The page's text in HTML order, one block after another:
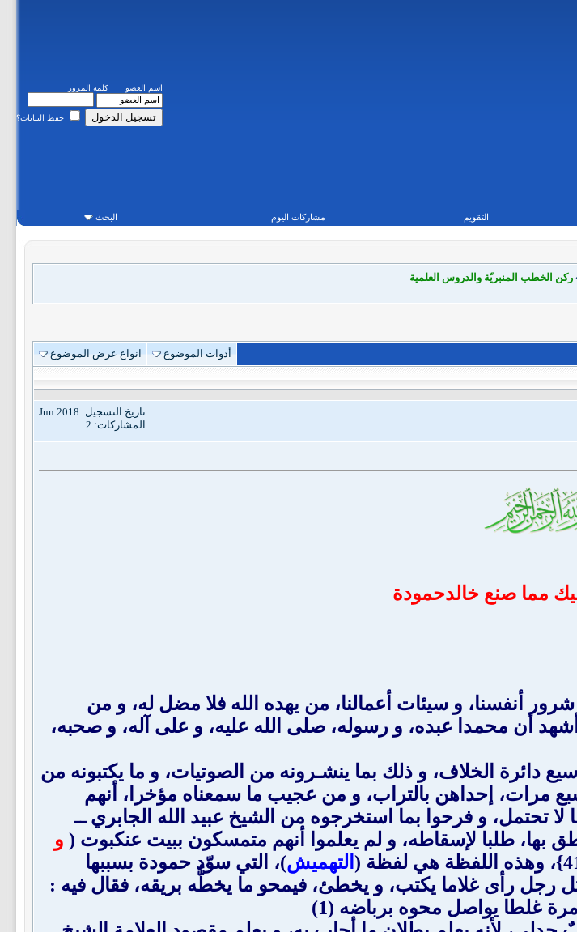
اسم العضو كلمة المرور
حفظ البيانات؟
التقويم مشاركات اليوم البحث
ركن الخطب المنبريّة والدروس العلمية
أدوات الموضوع
انواع عرض الموضوع
تاريخ التسجيل: Jun 2018
المشاركات: 2
مما صنع خالدحمودة
أنفسنا، و سيئات أعمالنا، من يهده الله فلا مضل له، و من
أشهد أن محمدا عبده، و رسوله، صلى الله عليه، و على آله، و صحبه،
دائرة الخلاف، و ذلك بما ينشـرونه من الصوتيات، و ما يكتبونه من
مرات، إحداهن بالتراب، و من عجيب ما سمعناه مؤخرا، أنهم
تحتمل، و فرحوا بما استخرجوه من الشيخ عبيد الله الجابري ــ
طلبا لإسقاطه، و لم يعلموا أنهم متمسكون ببيت عنكبوت ( و
التهميش)، التي سوّد حمودة بسببها
رجل رأى غلاما يكتب، و يخطئ، فيمحو ما يخطُّه بريقه، فقال فيه :
غلطا يواصل محوه برباضه (1)